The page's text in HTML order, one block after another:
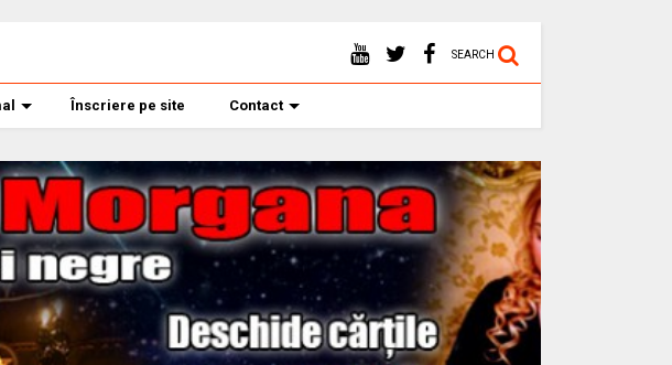
SEARCH
Înscriere pe site Contact